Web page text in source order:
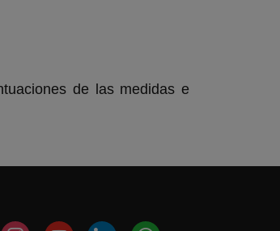
de las medidas e